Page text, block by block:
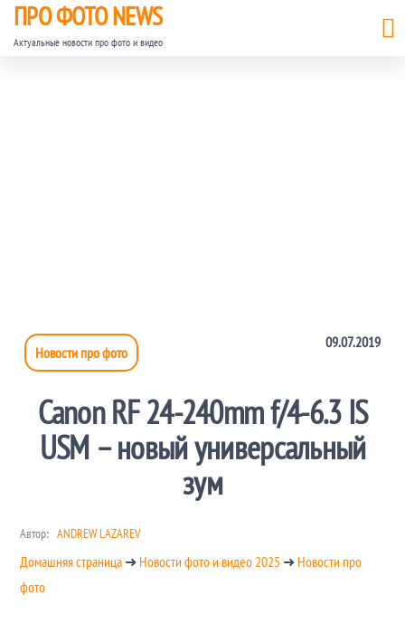
ПРО ФОТО NEWS
Актуальные новости про фото и видео
Новости про фото
09.07.2019
Canon RF 24-240mm f/4-6.3 IS
USM – новый универсальный
зум
Автор: ANDREW LAZAREV
Домашняя страница ➜ Новости фото и видео 2025 ➜ Новости про
фото